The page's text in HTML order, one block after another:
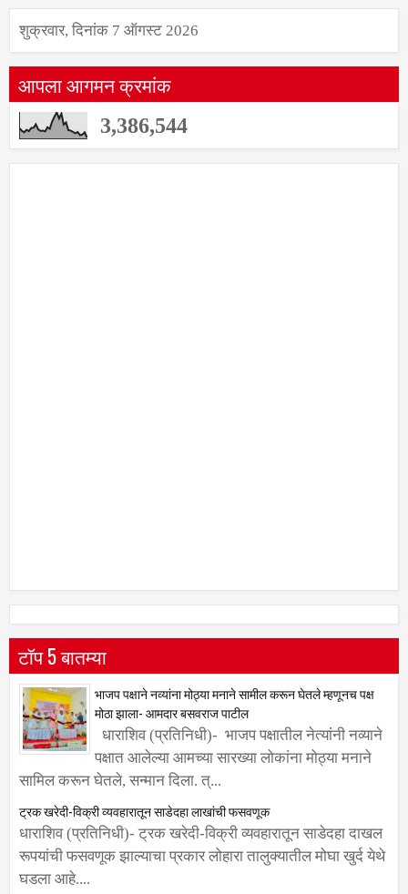
शुक्रवार, दिनांक 7 ऑगस्ट 2026
आपला आगमन क्रमांक
3,386,544
टॉप 5 बातम्या
भाजप पक्षाने नव्यांना मोठ्या मनाने सामील करून घेतले म्हणूनच पक्ष
मोठा झाला- आमदार बसवराज पाटील
धाराशिव (प्रतिनिधी)- भाजप पक्षातील नेत्यांनी नव्याने
पक्षात आलेल्या आमच्या सारख्या लोकांना मोठ्या मनाने
सामिल करून घेतले, सन्मान दिला. त्...
ट्रक खरेदी-विक्री व्यवहारातून साडेदहा लाखांची फसवणूक
धाराशिव (प्रतिनिधी)- ट्रक खरेदी-विक्री व्यवहारातून साडेदहा दाखल
रूपयांची फसवणूक झाल्याचा प्रकार लोहारा तालुक्यातील मोघा खुर्द येथे
घडला आहे....